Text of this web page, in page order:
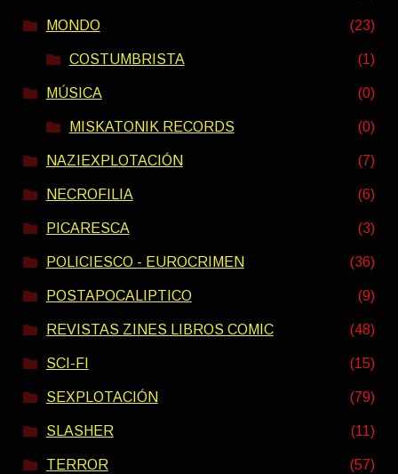
MONDO (23)
COSTUMBRISTA (1)
MÚSICA (0)
MISKATONIK RECORDS (0)
NAZIEXPLOTACIÓN (7)
NECROFILIA (6)
PICARESCA (3)
POLICIESCO - EUROCRIMEN (36)
POSTAPOCALIPTICO (9)
REVISTAS ZINES LIBROS COMIC (48)
SCI-FI (15)
SEXPLOTACIÓN (79)
SLASHER (11)
TERROR (57)